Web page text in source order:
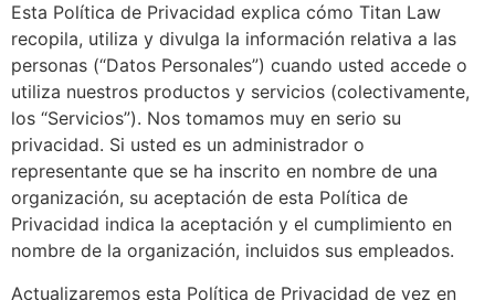
Esta Política de Privacidad explica cómo Titan Law
recopila, utiliza y divulga la información relativa a las
personas (“Datos Personales”) cuando usted accede o
utiliza nuestros productos y servicios (colectivamente,
los “Servicios”). Nos tomamos muy en serio su
privacidad. Si usted es un administrador o
representante que se ha inscrito en nombre de una
organización, su aceptación de esta Política de
Privacidad indica la aceptación y el cumplimiento en
nombre de la organización, incluidos sus empleados.
Actualizaremos esta Política de Privacidad de vez en